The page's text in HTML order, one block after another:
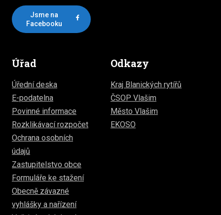
Jsme na
Facebooku
Úřad
Úřední deska
E-podatelna
Povinné informace
Rozklikávací rozpočet
Ochrana osobních
údajů
Zastupitelstvo obce
Formuláře ke stažení
Obecně závazné
vyhlášky a nařízení
Odkazy
Kraj Blanických rytířů
ČSOP Vlašim
Město Vlašim
EKOSO